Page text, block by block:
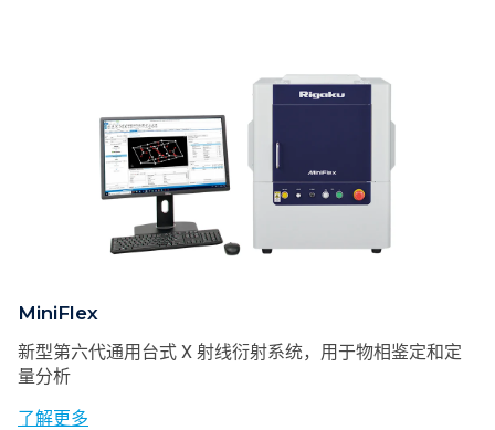
MiniFlex
新型第六代通用台式 X 射线衍射系统，用于物相鉴定和定
量分析
了解更多